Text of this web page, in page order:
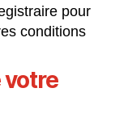
pour
conditions
votre